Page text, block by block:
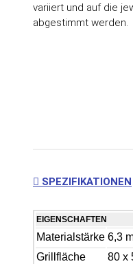
variiert und auf die
abgestimmt werden.
SPEZIFIKATIONEN
EIGENSCHAFTEN
Materialstärke 6,3
Grillfläche
80 x